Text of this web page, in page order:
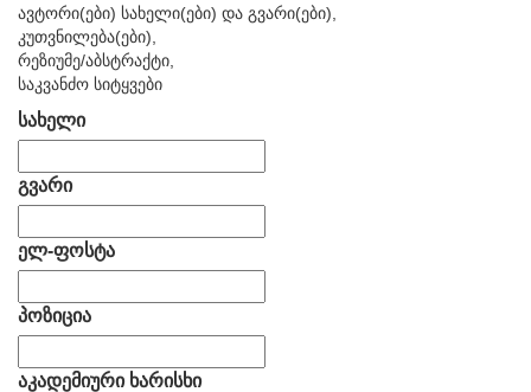
ავტორი(ები) სახელი(ები) და გვარი(ები),
კუთვნილება(ები),
რეზიუმე/აბსტრაქტი,
საკვანძო სიტყვები
სახელი
გვარი
ელ-ფოსტა
პოზიცია
აკადემიური ხარისხი